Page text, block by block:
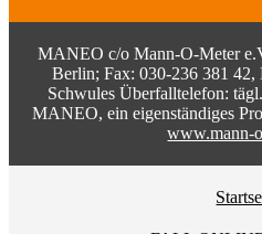
MANEO c/o Mann-O-Meter
Berlin; Fax: 030-236 381
Schwules Überfalltelefon:
MANEO, ein eigenständiges
www.mann-